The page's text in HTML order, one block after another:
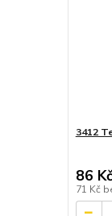
3412
86 Kč
71 Kč